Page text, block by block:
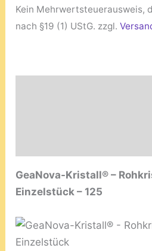
Kein Mehrwertsteuerausweis,
nach §19 (1) UStG. zzgl.
GeaNova-Kristall® –
Einzelstück – 125